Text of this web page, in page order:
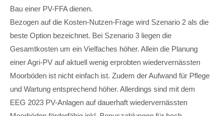
Bau einer PV-FFA dienen.
Bezogen auf die Kosten-Nutzen-Frage wird Szenario 2 als die
beste Option bezeichnet. Bei Szenario 3 liegen die
Gesamtkosten um ein Vielfaches höher. Allein die Planung
einer Agri-PV auf aktuell wenig erprobten wiedervernässten
Moorböden ist nicht einfach ist. Zudem der Aufwand für Pflege
und Wartung entsprechend höher. Allerdings sind mit dem
EEG 2023 PV-Anlagen auf dauerhaft wiedervernässten